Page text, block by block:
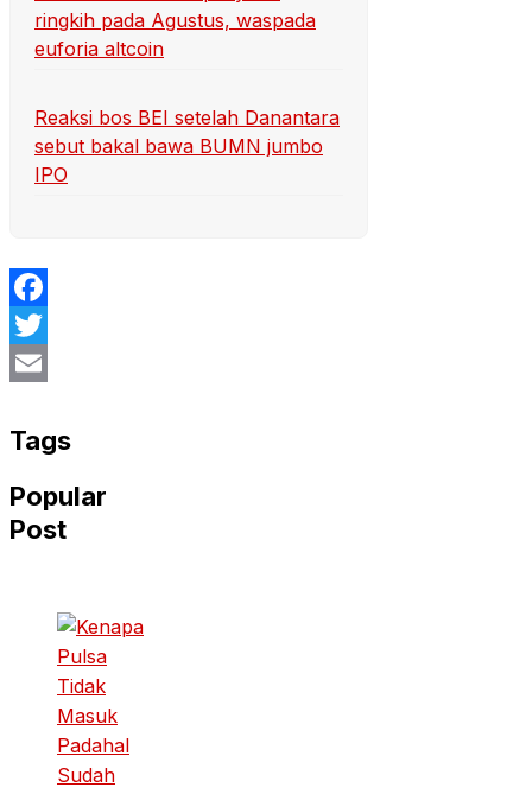
ringkih pada Agustus, waspada
euforia altcoin
Reaksi bos BEI setelah Danantara
sebut bakal bawa BUMN jumbo
IPO
Facebook
Twitter
Tags
Popular
Post